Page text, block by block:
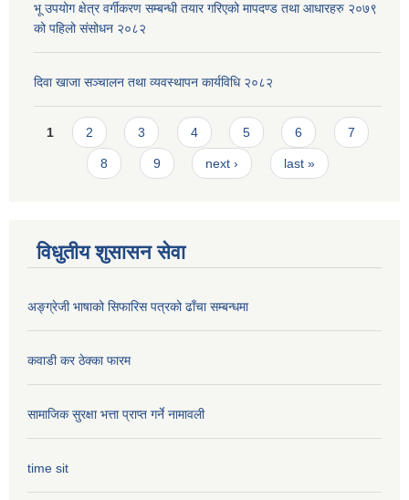
भू उपयोग क्षेत्र वर्गीकरण सम्बन्धी तयार गरिएको मापदण्ड तथा आधारहरु २०७९
को पहिलो संसोधन २०८२
दिवा खाजा सञ्चालन तथा व्यवस्थापन कार्यविधि २०८२
Pages
1 2 3 4 5 6 7
8 9 next › last »
विधुतीय शुसासन सेवा
अङ्ग्रेजी भाषाको सिफारिस पत्रको ढाँचा सम्बन्धमा
कवाडी कर ठेक्का फारम
सामाजिक सुरक्षा भत्ता प्राप्त गर्ने नामावली
time sit